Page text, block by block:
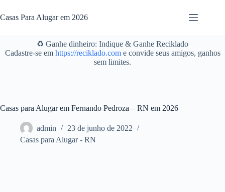
para
o
Casas Para Alugar em 2026
♻️ Ganhe dinheiro: Indique & Ganhe Reciklado
Cadastre-se em https://reciklado.come convide seus amigos, ganhos
sem limites.
Casas para Alugar em Fernando Pedroza – RN em 2026
admin
23 de junho de 2022
Casas para Alugar - RN